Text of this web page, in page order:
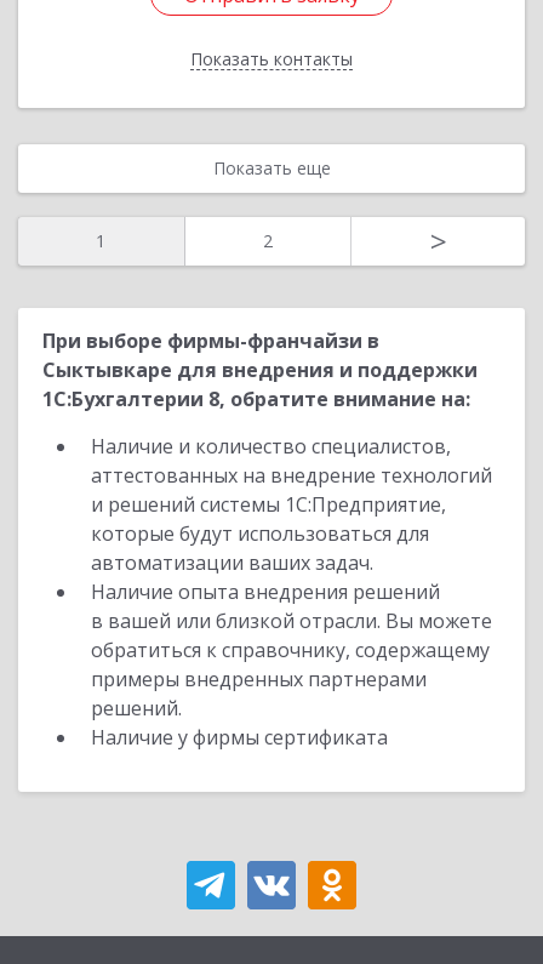
Показать контакты
Назад
Показать еще
1 2 >
При выборе фирмы-франчайзи в
Сыктывкаре для внедрения и поддержки
1С:Бухгалтерии 8, обратите внимание на:
Наличие и количество специалистов,
аттестованных на внедрение технологий
и решений системы 1С:Предприятие,
которые будут использоваться для
автоматизации ваших задач.
Наличие опыта внедрения решений
в вашей или близкой отрасли. Вы можете
обратиться к справочнику, содержащему
примеры внедренных партнерами
решений.
Наличие у фирмы сертификата